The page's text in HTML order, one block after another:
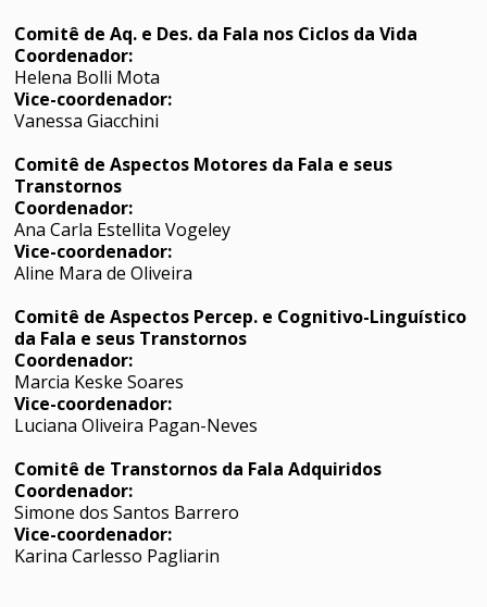
Comitê de Aq. e Des. da Fala nos Ciclos da Vida
Coordenador:
Helena Bolli Mota
Vice-coordenador:
Vanessa Giacchini
Comitê de Aspectos Motores da Fala e seus
Transtornos
Coordenador:
Ana Carla Estellita Vogeley
Vice-coordenador:
Aline Mara de Oliveira
Comitê de Aspectos Percep. e Cognitivo-Linguístico
da Fala e seus Transtornos
Coordenador:
Marcia Keske Soares
Vice-coordenador:
Luciana Oliveira Pagan-Neves
Comitê de Transtornos da Fala Adquiridos
Coordenador:
Simone dos Santos Barrero
Vice-coordenador:
Karina Carlesso Pagliarin